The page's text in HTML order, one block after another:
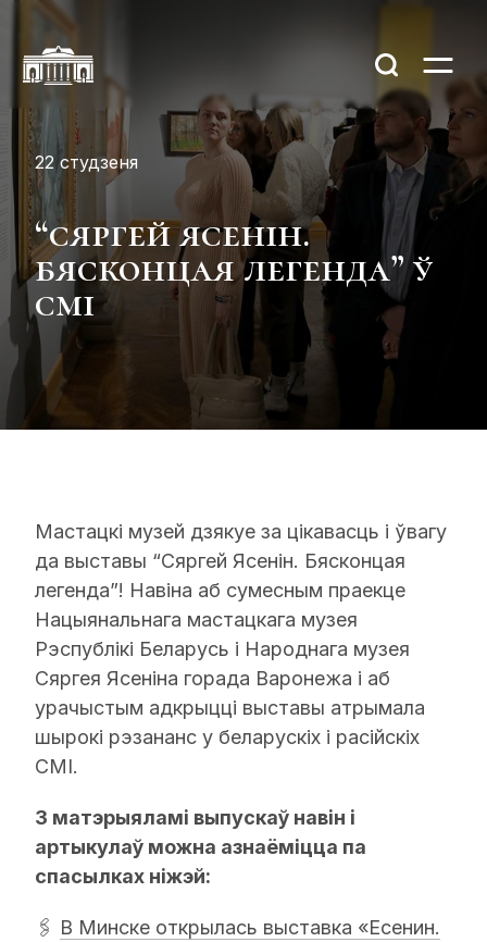
22 студзеня
“сяргей ясенін.
бясконцая легенда” ў
смі
Мастацкі музей дзякуе за цікавасць і ўвагу
да выставы “Сяргей Ясенін. Бясконцая
легенда”! Навіна аб сумесным праекце
Нацыянальнага мастацкага музея
Рэспублікі Беларусь і Народнага музея
Сяргея Ясеніна горада Варонежа і аб
урачыстым адкрыцці выставы атрымала
шырокі рэзананс у беларускіх і расійскіх
СМІ.
З матэрыяламі выпускаў навін і
артыкулаў можна азнаёміцца па
спасылках ніжэй:
🖇 В Минске открылась выставка «Есенин.